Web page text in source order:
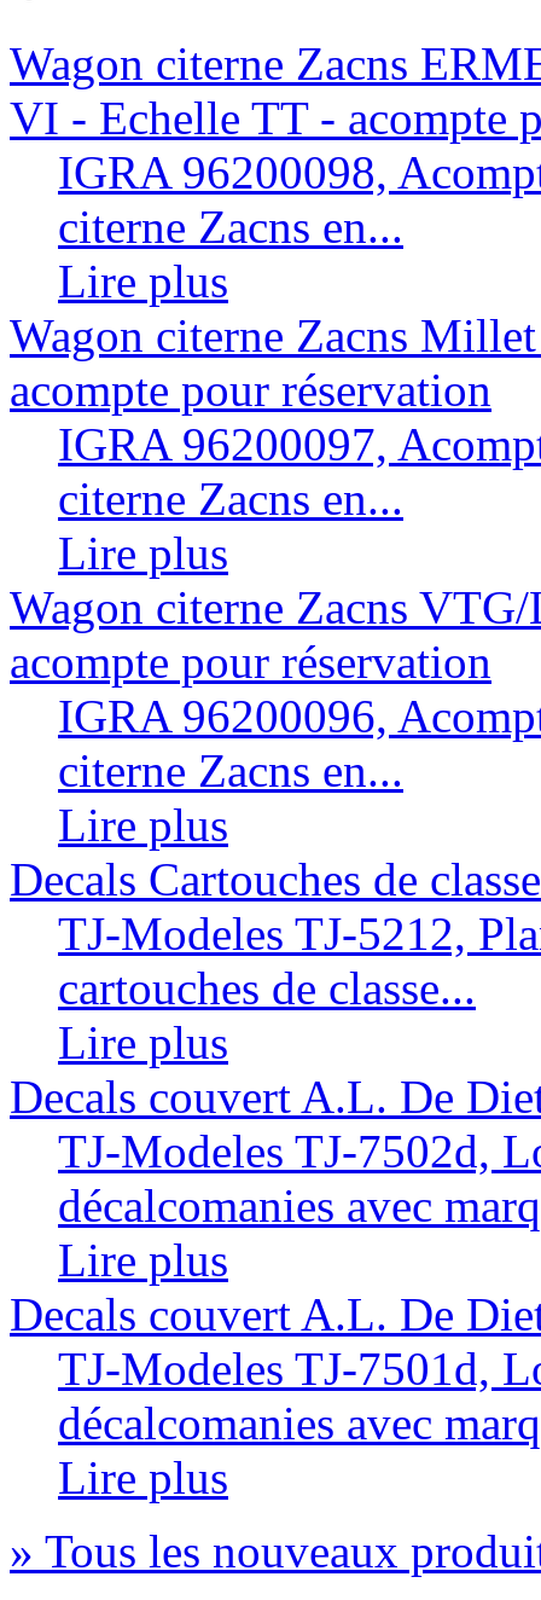
Wagon citerne Zacns
VI - Echelle TT - acompte
IGRA 96200098,
citerne Zacns en...
Lire plus
Wagon citerne Zacns
acompte pour réservation
IGRA 96200097,
citerne Zacns en...
Lire plus
Wagon citerne Zacns
acompte pour réservation
IGRA 96200096,
citerne Zacns en...
Lire plus
Decals Cartouches de
TJ-Modeles TJ-5212,
cartouches de classe...
Lire plus
Decals couvert A.L. De
TJ-Modeles TJ-7502d,
décalcomanies avec
Lire plus
Decals couvert A.L. De
TJ-Modeles TJ-7501d,
décalcomanies avec
Lire plus
» Tous les nouveaux